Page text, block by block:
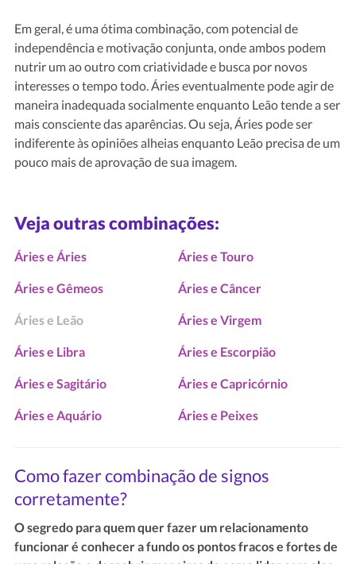
Em geral, é uma ótima combinação, com potencial de
independência e motivação conjunta, onde ambos podem
nutrir um ao outro com criatividade e busca por novos
interesses o tempo todo. Áries eventualmente pode agir de
maneira inadequada socialmente enquanto Leão tende a ser
mais consciente das aparências. Ou seja, Áries pode ser
indiferente às opiniões alheias enquanto Leão precisa de um
pouco mais de aprovação de sua imagem.
Veja outras combinações:
Áries e Áries Áries e Touro
Áries e Gêmeos Áries e Câncer
Áries e Leão Áries e Virgem
Áries e Libra Áries e Escorpião
Áries e Sagitário Áries e Capricórnio
Áries e Aquário Áries e Peixes
Como fazer combinação de signos
corretamente?
O segredo para quem quer fazer um relacionamento
funcionar é conhecer a fundo os pontos fracos e fortes de